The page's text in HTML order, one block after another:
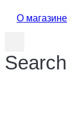
О магазине
Search